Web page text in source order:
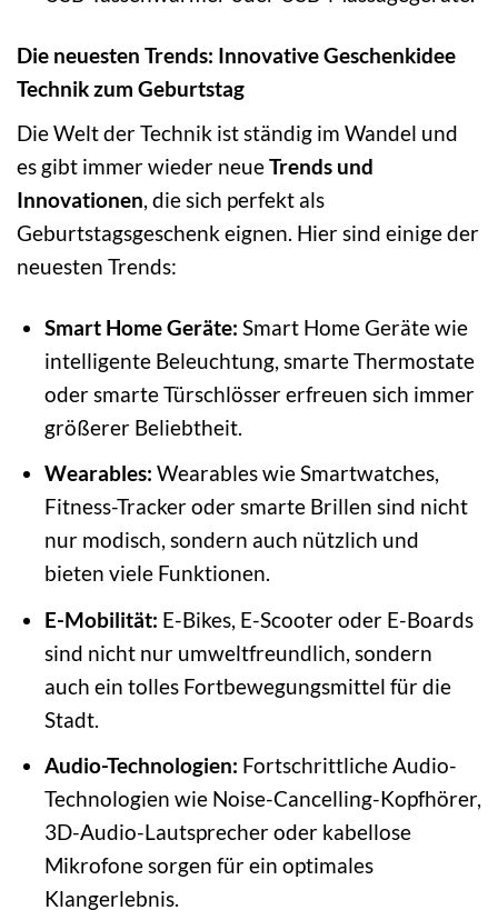
Die neuesten Trends: Innovative Geschenkidee
Technik zum Geburtstag
Die Welt der Technik ist ständig im Wandel und
es gibt immer wieder neueTrends und
Innovationen, die sich perfekt als
Geburtstagsgeschenk eignen. Hier sind einige der
neuesten Trends:
Smart Home Geräte: Smart Home Geräte wie
intelligente Beleuchtung, smarte Thermostate
oder smarte Türschlösser erfreuen sich immer
größerer Beliebtheit.
Wearables: Wearables wie Smartwatches,
Fitness-Tracker oder smarte Brillen sind nicht
nur modisch, sondern auch nützlich und
bieten viele Funktionen.
E-Mobilität: E-Bikes, E-Scooter oder E-Boards
sind nicht nur umweltfreundlich, sondern
auch ein tolles Fortbewegungsmittel für die
Stadt.
Audio-Technologien: Fortschrittliche Audio-
Technologien wie Noise-Cancelling-Kopfhörer,
3D-Audio-Lautsprecher oder kabellose
Mikrofone sorgen für ein optimales
Klangerlebnis.